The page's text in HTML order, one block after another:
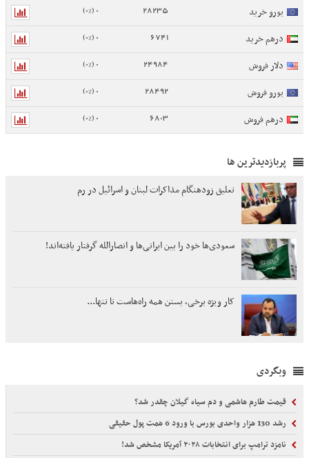
یورو خرید 28235
0 (0%)
درهم خرید 6741
0 (0%)
دلار فروش 24984
0 (0%)
یورو فروش 28492
0 (0%)
درهم فروش 6803
0 (0%)
پربازدیدترین ها
تعلیق زودهنگام مذاکرات لبنان و اسرائیل در رم
سعودی‌ها خود را بین ایرانی‌ها و انصارالله گرفتار یافته‌اند!
کار ویژه برخی، بستن همه راه‌هاست تا تنها...
وبگردی
قیمت طارم هاشمی و دم سیاه گیلان چقدر شد؟
رشد 130 هزار واحدی بورس با ورود 6 همت پول حقیقی
نامزد ترامپ برای انتخابات ۲۰۲۸ آمریکا مشخص شد!